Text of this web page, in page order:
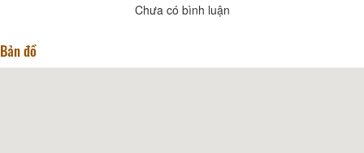
Chưa có bình luận
Bản đồ